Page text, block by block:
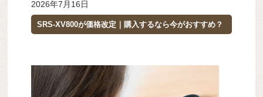
2026年7月16日
SRS-XV800が価格改定｜購入するなら今がおすすめ？